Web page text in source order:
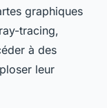
graphiques
tracing,
à des
leur